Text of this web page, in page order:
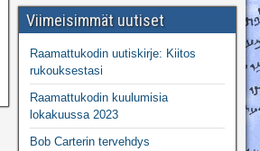
Viimeisimmät uutiset
Raamattukodin uutiskirje: Kiitos
rukouksestasi
Raamattukodin kuulumisia
lokakuussa 2023
Bob Carterin tervehdys